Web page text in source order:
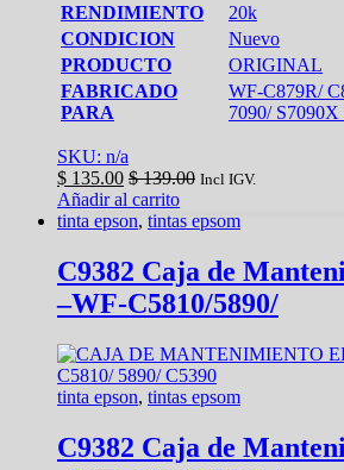
RENDIMIENTO
20k
CONDICION
Nuevo
PRODUCTO
ORIGINAL
FABRICADO
PARA
WF-C879R/
7090/
SKU: n/a
$ 135.00 $139.00 Incl IGV.
Añadir al carrito
tinta epson, tintas epsom
C9382 Caja de
–WF-C5810/5890/
tinta epson, tintas epsom
C9382 Caja de